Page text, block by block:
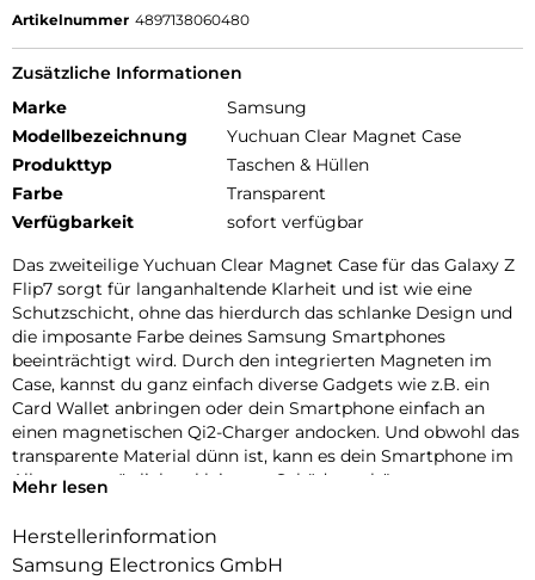
Artikelnummer 4897138060480
Zusätzliche Informationen
Marke
Samsung
Modellbezeichnung
Yuchuan Clear Magnet Case
Produkttyp
Taschen & Hüllen
Farbe
Transparent
Verfügbarkeit
sofort verfügbar
Das zweiteilige Yuchuan Clear Magnet Case für das Galaxy Z
Flip7 sorgt für langanhaltende Klarheit und ist wie eine
Schutzschicht, ohne das hierdurch das schlanke Design und
die imposante Farbe deines Samsung Smartphones
beeinträchtigt wird. Durch den integrierten Magneten im
Case, kannst du ganz einfach diverse Gadgets wie z.B. ein
Card Wallet anbringen oder dein Smartphone einfach an
einen magnetischen Qi2-Charger andocken. Und obwohl das
transparente Material dünn ist, kann es dein Smartphone im
Alltag vor möglichen kleineren Schäden schützen.
Mehr lesen
Herstellerinformation
Samsung Electronics GmbH